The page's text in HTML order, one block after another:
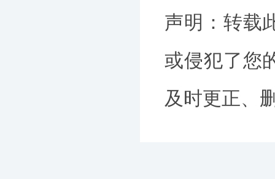
声明：转载
或侵犯了您
及时更正、